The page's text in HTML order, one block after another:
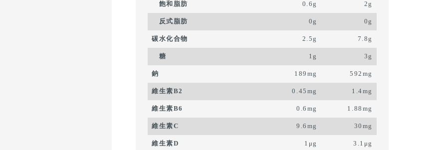
飽和脂肪 0.6g 2g
反式脂肪 0g 0g
碳水化合物 2.5g 7.8g
糖 1g 3g
鈉 189mg 592mg
維生素B2 0.45mg 1.4mg
維生素B6 0.6mg 1.88mg
維生素C 9.6mg 30mg
維生素D 1μg 3.1μg